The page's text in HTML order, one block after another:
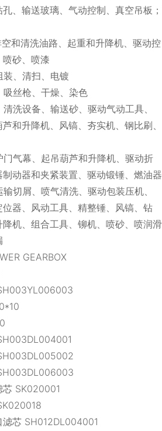
、输送玻璃、气动控制、真空吊板；
和清洗油路、起重和升降机、驱动控
砂、喷漆
装、清扫、电镀
吸丝枪、干燥、染色
洗设备、输送砂、驱动气动工具、
和升降机、风镐、夯实机、钢比刷、
气幕、起吊葫芦和升降机、驱动折
动器和夹紧装置、驱动锻锤、燃油器
切屑、喷气清洗、驱动包装压机、
器、风动工具、精整锤、风镐、钻
机、组合工具、铆机、喷砂、喷润滑
GEARBOX
芯 SK020001
芯 SH012DL004001